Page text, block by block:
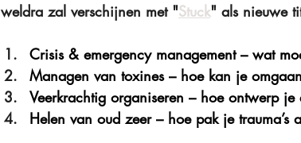
weldra zal verschijnen met "Stuck" als nieuwe
Crisis & emergency management – wat
Managen van toxines – hoe kan je
Veerkrachtig organiseren – hoe ontwerp je
Helen van oud zeer – hoe pak je trauma’s